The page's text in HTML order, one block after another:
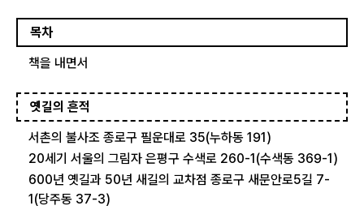
목차
책을 내면서
옛길의 흔적
서촌의 불사조 종로구 필운대로 35(누하동 191)
20세기 서울의 그림자 은평구 수색로 260-1(수색동 369-1)
600년 옛길과 50년 새길의 교차점 종로구 새문안로5길 7-
1(당주동 37-3)